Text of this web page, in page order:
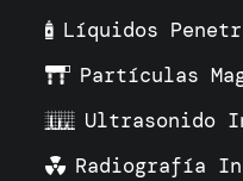
Líquidos
Partículas
Ultrasonido
Radiografía